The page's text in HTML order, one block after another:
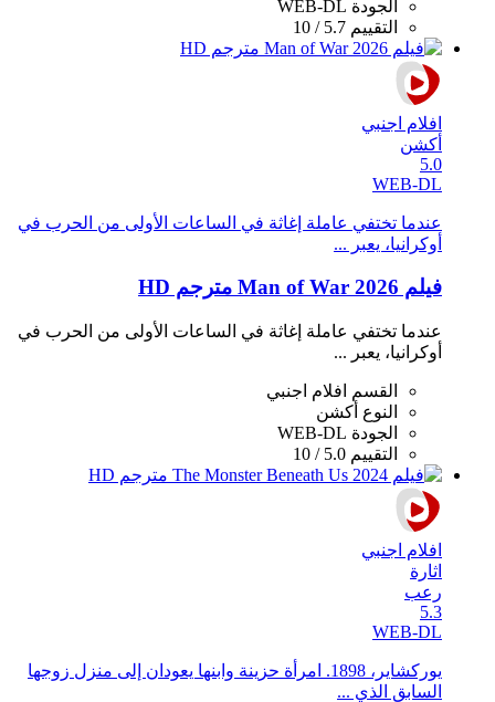
الجودة WEB-DL
التقييم 5.7 / 10
افلام اجنبي
أكشن
5.0
WEB-DL
عندما تختفي عاملة إغاثة في الساعات الأولى من الحرب في
أوكرانيا، يعبر ...
فيلم Man of War 2026 مترجم HD
عندما تختفي عاملة إغاثة في الساعات الأولى من الحرب في
أوكرانيا، يعبر ...
القسم
افلام اجنبي
النوع أكشن
الجودة WEB-DL
التقييم 5.0 / 10
افلام اجنبي
اثارة
رعب
5.3
WEB-DL
يوركشاير، 1898. امرأة حزينة وابنها يعودان إلى منزل زوجها
السابق الذي ...